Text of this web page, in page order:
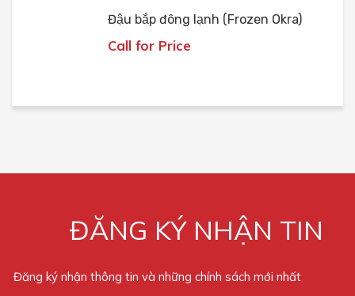
Đậu bắp đông lạnh (Frozen Okra)
Call for Price
ĐĂNG KÝ NHẬN TIN
Đăng ký nhận thông tin và những chính sách mới nhất